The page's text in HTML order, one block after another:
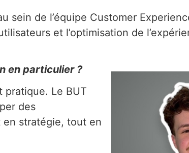
sein de l’équipe Customer
et l’optimisation de
en particulier ?
pratique. Le BUT
des
en stratégie, tout en